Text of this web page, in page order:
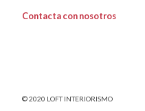
Contacta con nosotros
© 2020 LOFT INTERIORISMO